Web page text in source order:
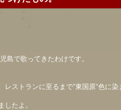
島で歌ってきたわけです。
レストランに至るまで”東国原”色に
したよ。